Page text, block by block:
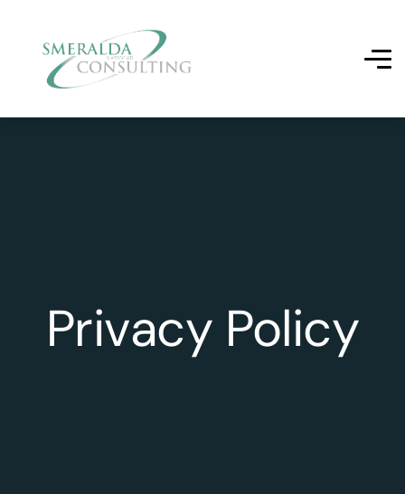
Privacy Policy